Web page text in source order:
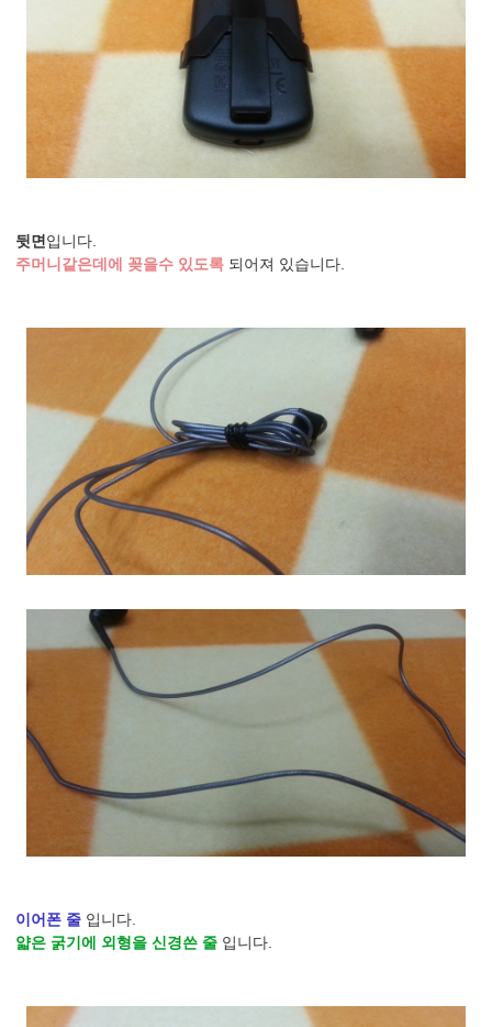
뒷면 입니다.
주머니같은데에 꽂을수 있도록 되어져 있습니다.
이어폰 줄 입니다.
얇은 굵기에 외형을 신경쓴 줄 입니다.